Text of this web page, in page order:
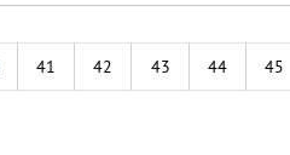
41 42 43 44 45